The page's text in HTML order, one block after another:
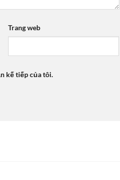
Trang web
kế tiếp của tôi.